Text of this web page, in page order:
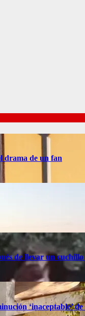
drama de un fan
de llevar un
‘inaceptable’